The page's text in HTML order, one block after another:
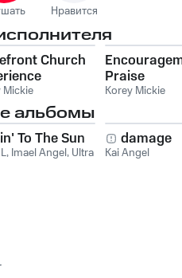
Нравится
Church
Mickie
Praise
Korey Mickie
альбомы
To The Sun
, Imael Angel, Ultra
damage
Kai Angel